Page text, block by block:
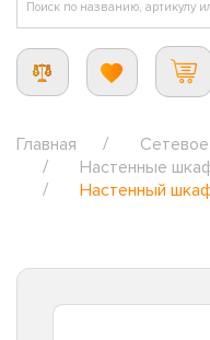
Главная
Настенные
Настенный